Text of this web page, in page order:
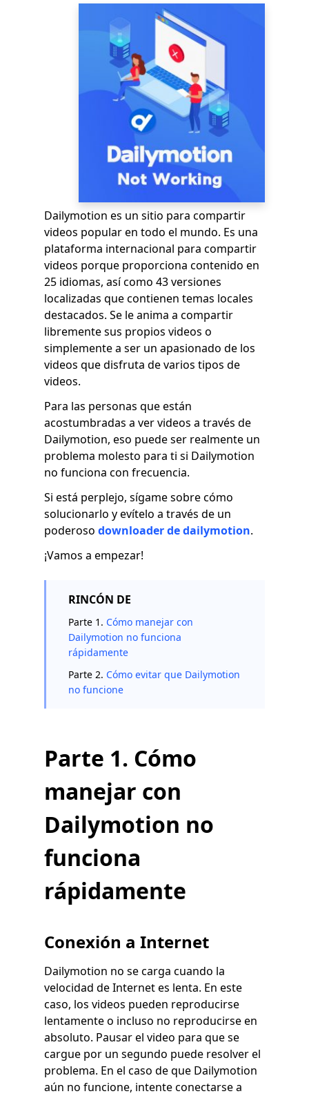
Dailymotion es un sitio para compartir
videos popular en todo el mundo. Es una
plataforma internacional para compartir
videos porque proporciona contenido en
25 idiomas, así como 43 versiones
localizadas que contienen temas locales
destacados. Se le anima a compartir
libremente sus propios videos o
simplemente a ser un apasionado de los
videos que disfruta de varios tipos de
videos.
Para las personas que están
acostumbradas a ver videos a través de
Dailymotion, eso puede ser realmente un
problema molesto para ti si Dailymotion
no funciona con frecuencia.
Si está perplejo, sígame sobre cómo
solucionarlo y evítelo a través de un
poderoso downloader de dailymotion.
¡Vamos a empezar!
RINCÓN DE
Parte 1. Cómo manejar con
Dailymotion no funciona
rápidamente
Parte 2. Cómo evitar que Dailymotion
no funcione
Parte 1. Cómo
manejar con
Dailymotion no
funciona
rápidamente
Conexión a Internet
Dailymotion no se carga cuando la
velocidad de Internet es lenta. En este
caso, los videos pueden reproducirse
lentamente o incluso no reproducirse en
absoluto. Pausar el video para que se
cargue por un segundo puede resolver el
problema. En el caso de que Dailymotion
aún no funcione, intente conectarse a